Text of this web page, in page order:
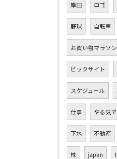
岸田 ロゴ
野球 自転車
お買い物マラソン
ビックサイト
スケジュール
仕事 やる気
下水 不動産
株 japan